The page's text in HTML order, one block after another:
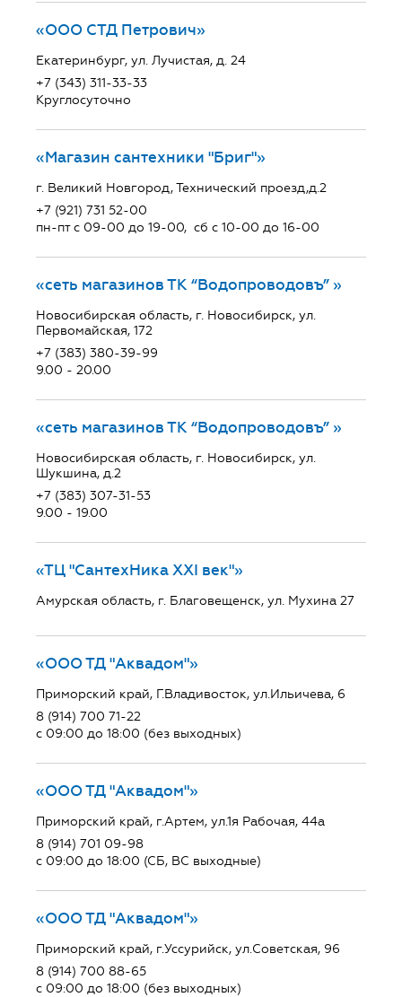
«ООО СТД Петрович»
Екатеринбург, ул. Лучистая, д. 24
+7 (343) 311-33-33
Круглосуточно
«Магазин сантехники "Бриг"»
г. Великий Новгород, Технический проезд,д.2
+7 (921) 731 52-00
пн-пт с 09-00 до 19-00, сб с 10-00 до 16-00
«сеть магазинов ТК “Водопроводовъ” »
Новосибирская область, г. Новосибирск, ул.
Первомайская, 172
+7 (383) 380-39-99
9.00 - 20.00
«сеть магазинов ТК “Водопроводовъ” »
Новосибирская область, г. Новосибирск, ул.
Шукшина, д.2
+7 (383) 307-31-53
9.00 - 19.00
«ТЦ "СантехНика ХХI век"»
Амурская область, г. Благовещенск, ул. Мухина 27
«ООО ТД "Аквадом"»
Приморский край, Г.Владивосток, ул.Ильичева, 6
8 (914) 700 71-22
с 09:00 до 18:00 (без выходных)
«ООО ТД "Аквадом"»
Приморский край, г.Артем, ул.1я Рабочая, 44а
8 (914) 701 09-98
с 09:00 до 18:00 (СБ, ВС выходные)
«ООО ТД "Аквадом"»
Приморский край, г.Уссурийск, ул.Советская, 96
8 (914) 700 88-65
с 09:00 до 18:00 (без выходных)